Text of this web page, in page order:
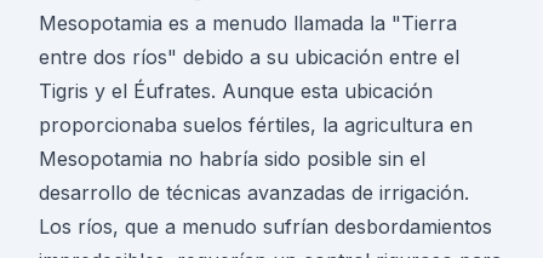
Mesopotamia es a menudo llamada la "Tierra
entre dos ríos" debido a su ubicación entre el
Tigris y el Éufrates. Aunque esta ubicación
proporcionaba suelos fértiles, la agricultura en
Mesopotamia no habría sido posible sin el
desarrollo de técnicas avanzadas de irrigación.
Los ríos, que a menudo sufrían desbordamientos